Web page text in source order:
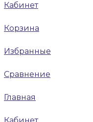
Кабинет
Корзина
Избранные
Сравнение
Главная